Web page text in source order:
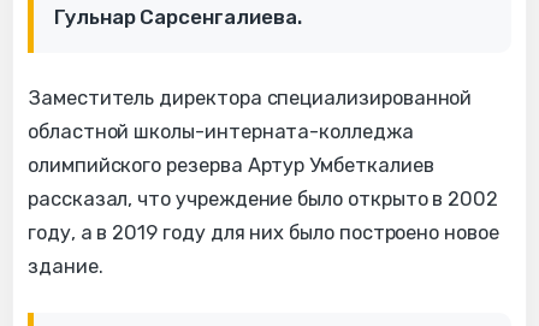
Гульнар Сарсенгалиева.
Заместитель директора специализированной
областной школы-интерната-колледжа
олимпийского резерва Артур Умбеткалиев
рассказал, что учреждение было открыто в 2002
году, а в 2019 году для них было построено новое
здание.